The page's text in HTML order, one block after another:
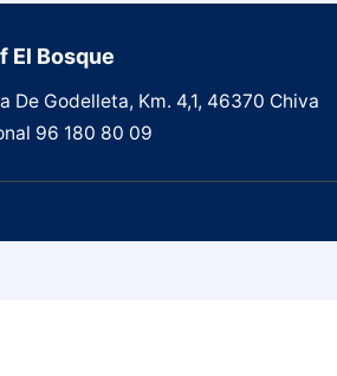
El Bosque
Godelleta, Km. 4,1, 46370 Chiva
96 180 80 09